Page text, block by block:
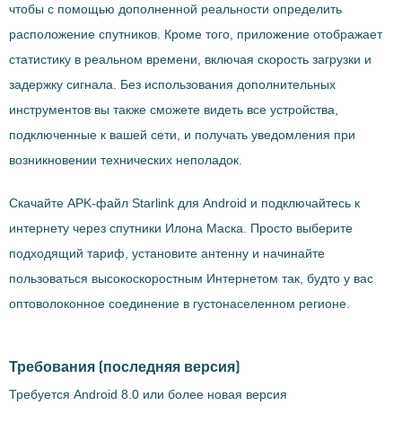
чтобы с помощью дополненной реальности определить
расположение спутников. Кроме того, приложение отображает
статистику в реальном времени, включая скорость загрузки и
задержку сигнала. Без использования дополнительных
инструментов вы также сможете видеть все устройства,
подключенные к вашей сети, и получать уведомления при
возникновении технических неполадок.
Скачайте APK-файл Starlink для Android и подключайтесь к
интернету через спутники Илона Маска. Просто выберите
подходящий тариф, установите антенну и начинайте
пользоваться высокоскоростным Интернетом так, будто у вас
оптоволоконное соединение в густонаселенном регионе.
Требования (последняя версия)
Требуется Android 8.0 или более новая версия